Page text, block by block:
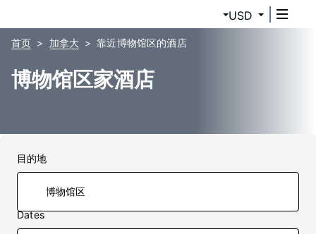
USD
首页 加拿大 靠近博物馆区的酒店
博物馆区家酒店
目的地
Dates